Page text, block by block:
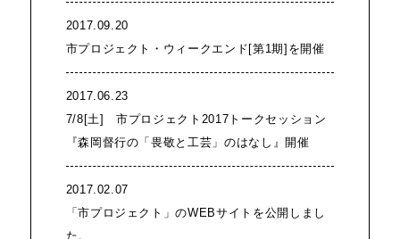
2017.09.20
市プロジェクト・ウィークエンド[第1期]を開催
2017.06.23
7/8[土] 市プロジェクト2017トークセッション
『森岡督行の「畏敬と工芸」のはなし』開催
2017.02.07
「市プロジェクト」のWEBサイトを公開しまし
た。